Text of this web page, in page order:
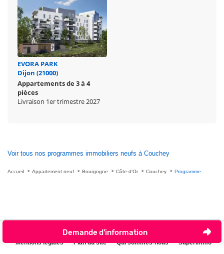
EVORA PARK
Dijon (21000)
Appartements de 3 à 4
pièces
Livraison 1er trimestre 2027
Voir tous nos programmes immobiliers neufs à Couchey
Accueil Appartement neuf Bourgogne Côte-d'Or Couchey Programme
Demande d'information
Nous contacter
Je ne veux plus être contacté par téléphone
Mentions légales
Plan du site Qui sommes-nous
Superimmo